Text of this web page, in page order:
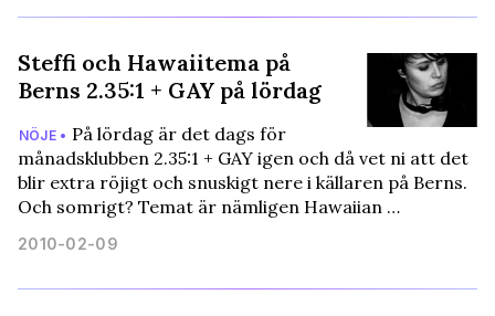
Steffi och Hawaiitema på
Berns 2.35:1 + GAY på lördag
NÖJE • På lördag är det dags för
månadsklubben 2.35:1 + GAY igen och då vet ni att det
blir extra röjigt och snuskigt nere i källaren på Berns.
Och somrigt? Temat är nämligen Hawaiian …
2010-02-09